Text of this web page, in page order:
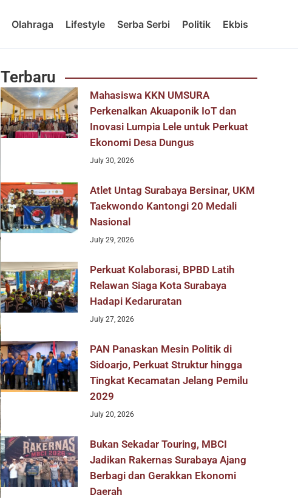
Olahraga Lifestyle Serba Serbi Politik Ekbis
Terbaru
Mahasiswa KKN UMSURA
Perkenalkan Akuaponik IoT dan
Inovasi Lumpia Lele untuk Perkuat
Ekonomi Desa Dungus
July 30, 2026
Atlet Untag Surabaya Bersinar, UKM
Taekwondo Kantongi 20 Medali
Nasional
July 29, 2026
Perkuat Kolaborasi, BPBD Latih
Relawan Siaga Kota Surabaya
Hadapi Kedaruratan
July 27, 2026
PAN Panaskan Mesin Politik di
Sidoarjo, Perkuat Struktur hingga
Tingkat Kecamatan Jelang Pemilu
2029
July 20, 2026
Bukan Sekadar Touring, MBCI
Jadikan Rakernas Surabaya Ajang
Berbagi dan Gerakkan Ekonomi
Daerah